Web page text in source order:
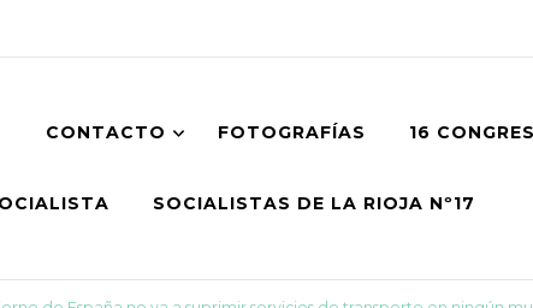
CONTACTO FOTOGRAFÍAS 16
SOCIALISTAS DE LA RIOJA Nº17